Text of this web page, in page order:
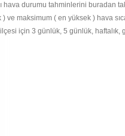
hava durumu tahminlerini buradan
maksimum ( en yüksek ) hava
için 3 günlük, 5 günlük,